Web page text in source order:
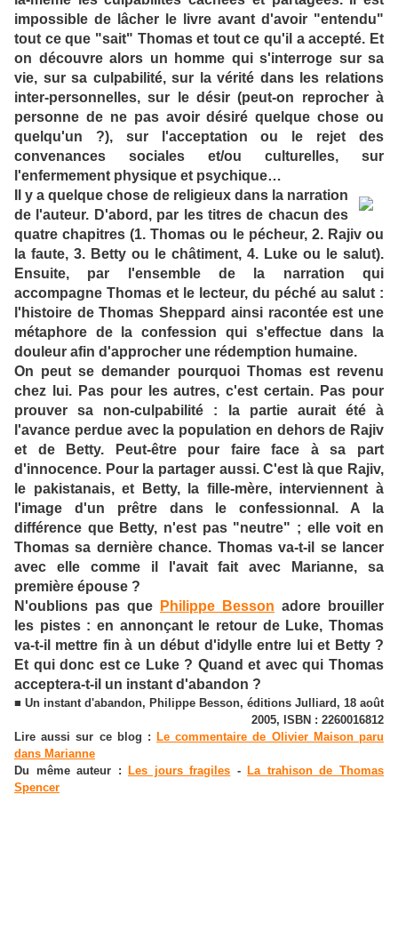
impossible de lâcher le livre avant d'avoir "entendu"
tout ce que "sait" Thomas et tout ce qu'il a accepté. Et
on découvre alors un homme qui s'interroge sur sa
vie, sur sa culpabilité, sur la vérité dans les relations
inter-personnelles, sur le désir (peut-on reprocher à
personne de ne pas avoir désiré quelque chose ou
quelqu'un ?), sur l'acceptation ou le rejet des
convenances sociales et/ou culturelles, sur
l'enfermement physique et psychique…
Il y aquelque chose de religieux dans la narration
de l'auteur. D'abord, par les titres de chacun des
quatre chapitres (1. Thomas ou le pécheur, 2. Rajiv ou
la faute, 3. Betty ou le châtiment, 4. Luke ou le salut).
Ensuite, par l'ensemble de la narration qui
accompagne Thomas et le lecteur, du péché au salut :
l'histoire de Thomas Sheppard ainsi racontée est une
métaphore de la confession qui s'effectue dans la
douleur afin d'approcher une rédemption humaine.
On peut se demander pourquoi Thomas est revenu
chez lui.Pas pour les autres, c'est certain. Pas pour
prouver sa non-culpabilité : la partie aurait été à
l'avance perdue avec la population en dehors de Rajiv
et de Betty.
Peut-être pour faire face à sa part
d'innocence. Pour la partager aussi.C'est là que Rajiv,
le pakistanais, et Betty, la fille-mère, interviennent à
l'image d'un prêtre dans le confessionnal. A la
différence que Betty, n'est pas "neutre" ; elle voit en
Thomas sa dernière chance. Thomas va-t-il se lancer
avec elle comme il l'avait fait avec Marianne, sa
première épouse ?
N'oublions pas que
Philippe Besson adore brouiller
les pistes : en annonçant le retour de Luke, Thomas
va-t-il mettre fin à un début d'idylle entre lui et Betty ?
Et qui donc est ce Luke ? Quand et avec qui Thomas
acceptera-t-il un instant d'abandon ?
■ Un instant d'abandon, Philippe Besson, éditions Julliard, 18 août
2005, ISBN : 2260016812
Lire aussi sur ce blog : Le commentaire de Olivier Maison paru
dans Marianne
Du même auteur :
Les jours fragiles - La trahison de Thomas
Spencer